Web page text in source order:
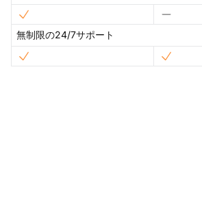
無制限の24/7サポート